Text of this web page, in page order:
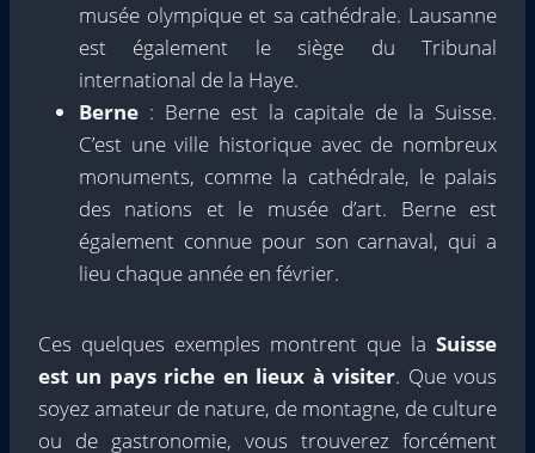
musée olympique et sa cathédrale. Lausanne
est également le siège du Tribunal
international de la Haye.
Berne : Berne est la capitale de la Suisse.
C’est une ville historique avec de nombreux
monuments, comme la cathédrale, le palais
des nations et le musée d’art. Berne est
également connue pour son carnaval, qui a
lieu chaque année en février.
Ces quelques exemples montrent que la Suisse
est un pays riche en lieux à visiter. Que vous
soyez amateur de nature, de montagne, de culture
ou de gastronomie, vous trouverez forcément